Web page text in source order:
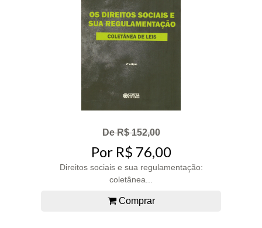
De R$ 152,00
Por R$ 76,00
Direitos sociais e sua regulamentação:
coletânea...
Comprar